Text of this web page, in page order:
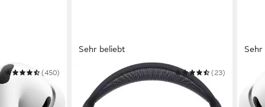
In-Ear-
(450)
Sehr beliebt
AirPods Max 2 Over-Ear-Kopfhörer
Bluetooth
(23)
Sehr